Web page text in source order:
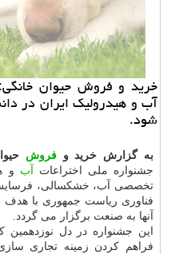
خرید و فروش حیوان خانگی:
آب و هیدرولیك ایران در
شود.
به گزارش خرید وفروش
جشنواره ملی اختراعات آب و
تخصصی آب، خشکسالی،
فناوری ریاست جمهوری با هدف
آنها به صنعت برگزار می گردد.
این جشنواره در دل
فراهم کردن زمینه تجاری